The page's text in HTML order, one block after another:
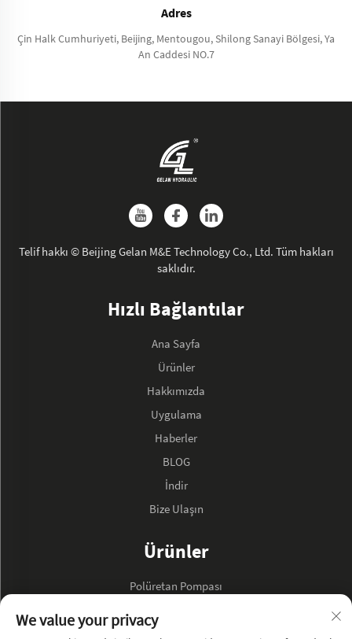
Adres
Çin Halk Cumhuriyeti, Beijing, Mentougou, Shilong Sanayi Bölgesi, Ya
An Caddesi NO.7
Telif hakkı © Beijing Gelan M&E Technology Co., Ltd. Tüm hakları
saklıdır.
Hızlı Bağlantılar
Ana Sayfa
Ürünler
Hakkımızda
Uygulama
Haberler
BLOG
İndir
Bize Ulaşın
Ürünler
Polüretan Pompası
We value your privacy